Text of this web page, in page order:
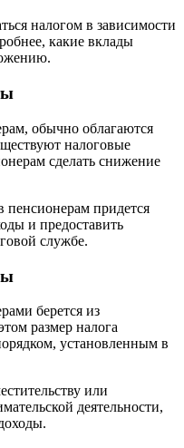
налогом в зависимости
какие вклады
обычно облагаются
налоговые
сделать снижение
пенсионерам придется
и предоставить
службе.
берется из
размер налога
установленным в
или
деятельности,